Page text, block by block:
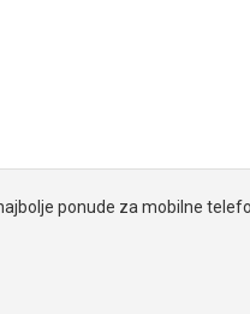
ponude za mobilne